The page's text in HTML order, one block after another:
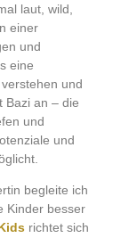
laut, wild,
einer
und
eine
und
Bazi an – die
und
und
begleite ich
Kinder besser
richtet sich